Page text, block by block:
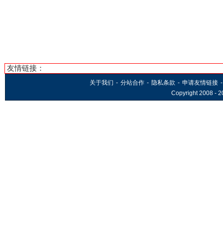
友情链接：
关于我们 - 分站合作 - 隐私条款 - 申请友情链接 -
Copyright 2008 -